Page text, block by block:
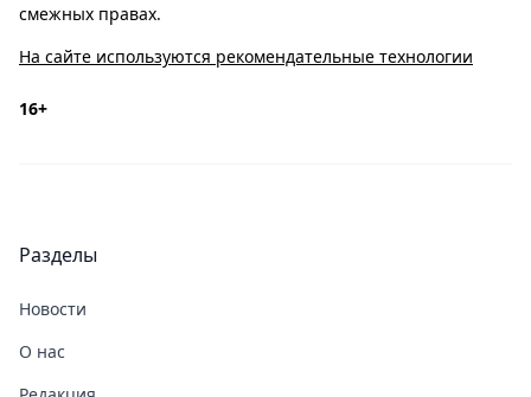
смежных правах.
На сайте используются рекомендательные технологии
16+
Разделы
Новости
О нас